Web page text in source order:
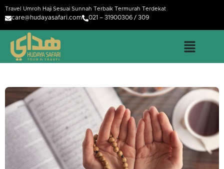
Travel Umroh Haji Sesuai Sunnah Terbaik Termurah Terdekat
care@hudayasafari.com 021 – 31900306 / 309